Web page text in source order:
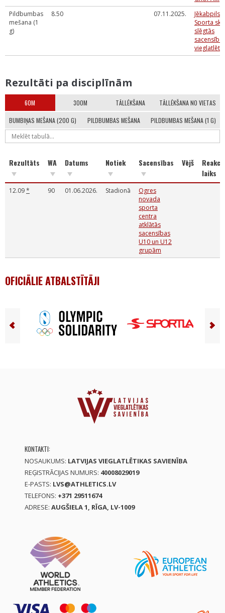
Pildbumbas
mešana (1
g)
8.50 07.11.2025.
Jēkabpils
Sporta
slēgtās
Rezultāti pa disciplīnām
60M 300M TĀLLĒKŠANA TĀLLĒKŠANA NO VIETAS
BUMBIŅAS MEŠANA (200 G) PILDBUMBAS MEŠANA PILDBUMBAS MEŠANA (1 G)
Rezultāts WA Datums Notiek Sacensības Vējš
laiks
12.09* 90 01.06.2026. Stadionā
Ogres
novada
sporta
centra
atklātās
sacensības
U10 un U12
grupām
OFICIĀLIE ATBALSTĪTĀJI
KONTAKTI:
NOSAUKUMS: LATVIJAS VIEGLATLĒTIKAS SAVIENĪBA
REĢISTRĀCIJAS NUMURS: 40008029019
E-PASTS: LVS@ATHLETICS.LV
TELEFONS: +371 29511674
ADRESE: AUGŠIELA 1, RĪGA, LV-1009